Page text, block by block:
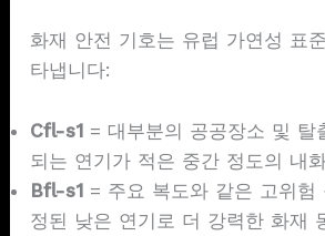
화재 안전 기호는 유럽 가연성 표
타냅니다:
Cfl-s1 = 대부분의 공공장소 및 탈
되는 연기가 적은 중간 정도의 내
Bfl-s1 = 주요 복도와 같은 고위험
정된 낮은 연기로 더 강력한 화재